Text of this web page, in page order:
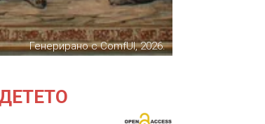
Генерирано с ComfUI, 2026.